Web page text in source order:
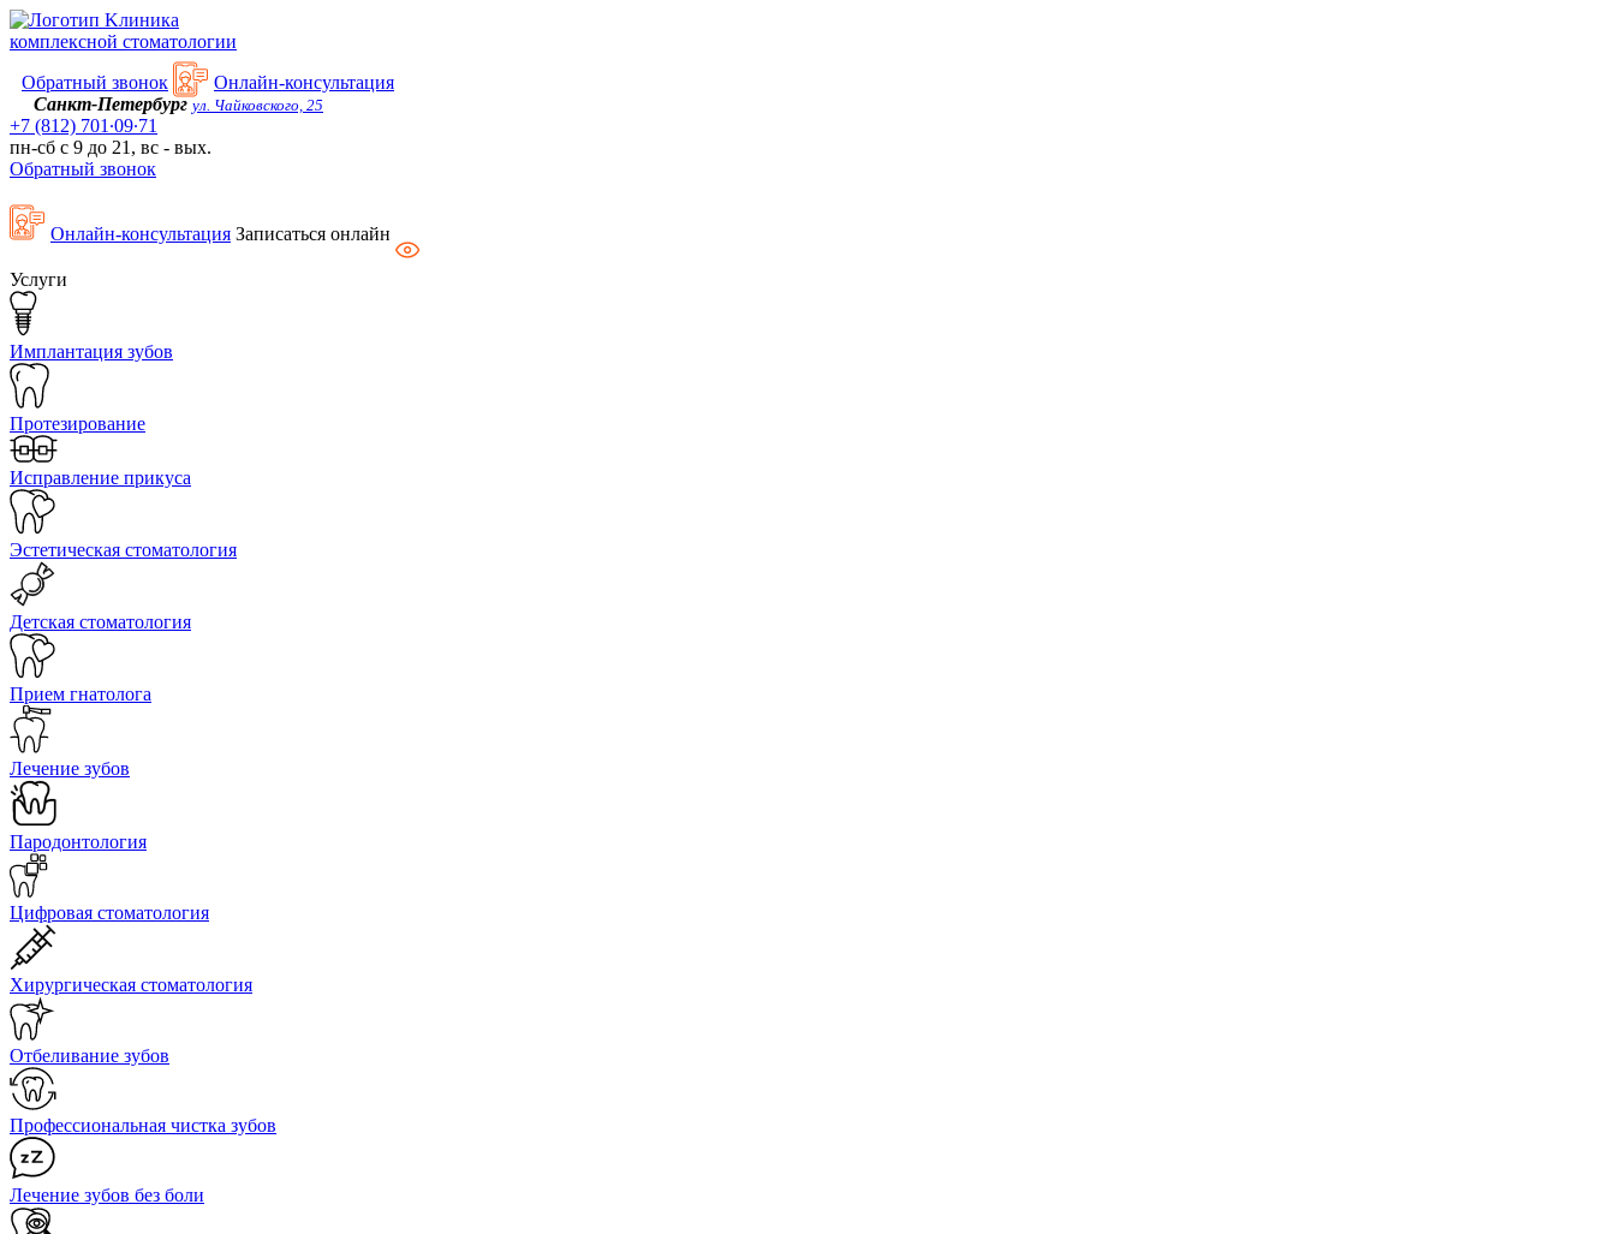
Kлиника
комплексной стоматологии
Обратный звонок
Онлайн-консультация
Санкт-Петербург ул. Чайковского, 25
+7 (812) 701∙09∙71
пн-сб с 9 до 21, вс - вых.
Обратный звонок
Онлайн-консультация Записаться онлайн
Услуги
Имплантация зубов
Протезирование
Исправление прикуса
Эстетическая стоматология
Детская стоматология
Прием гнатолога
Лечение зубов
Пародонтология
Цифровая стоматология
Хирургическая стоматология
Отбеливание зубов
Профессиональная чистка зубов
Лечение зубов без боли